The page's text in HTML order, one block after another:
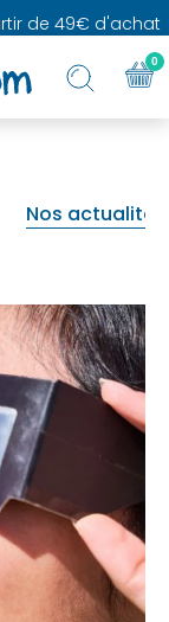
d'achat
Nos actualités
0